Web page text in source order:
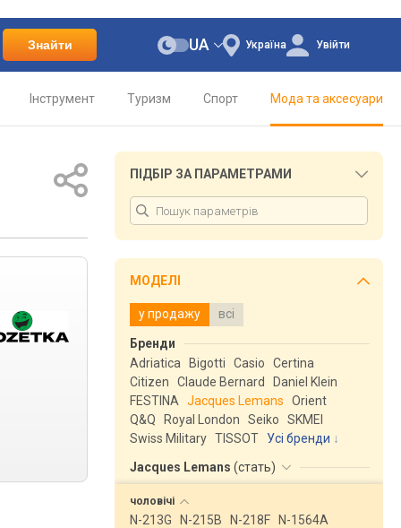
Знайти Україна
UA Увійти
Інструмент Туризм Спорт Мода та аксесуари
ПІДБІР ЗА ПАРАМЕТРАМИ
МОДЕЛІ
у продажу всі
Бренди
Adriatica
Bigotti Casio
Certina
Citizen
Claude Bernard
Daniel Klein
FESTINA
Jacques Lemans
Orient
Q&Q
Royal London Seiko
SKMEI
Swiss Military TISSOT
Усі бренди
Jacques Lemans (стать)
чоловічі
N-213G N-215B N-218F
N-1564A